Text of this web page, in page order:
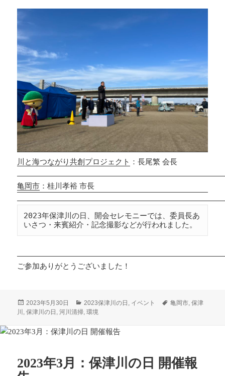
川と海つながり共創プロジェクト ：長尾繁 会長
亀岡市 ：桂川孝裕 市長
2023年保津川の日、開会セレモニーでは、委員長あ
いさつ・来賓紹介・記念撮影などが行われました。
ご参加ありがとうございました！
投
稿
2023年5月30日
カ
テ
リ
2023保津川の日 , イベント
タ
亀岡市,保津
川 ,保津川の日 ,河川清掃,環境
2023年3月：保津川の日 開催報